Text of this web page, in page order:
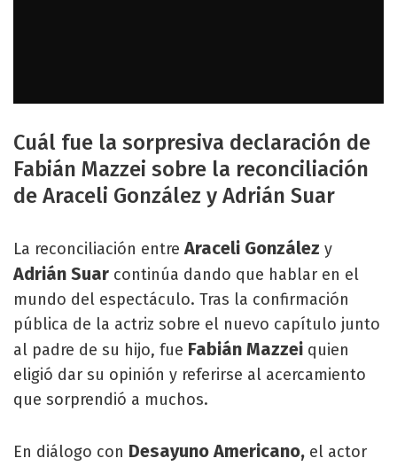
Cuál fue la sorpresiva declaración de
Fabián Mazzei sobre la reconciliación
de Araceli González y Adrián Suar
La reconciliación entreAraceli González y
Adrián Suar continúa dando que hablar en el
mundo del espectáculo. Tras la confirmación
pública de la actriz sobre el nuevo capítulo junto
al padre de su hijo, fue Fabián Mazzei quien
eligió dar su opinión y referirse al acercamiento
que sorprendió a muchos.
En diálogo con Desayuno Americano, el actor